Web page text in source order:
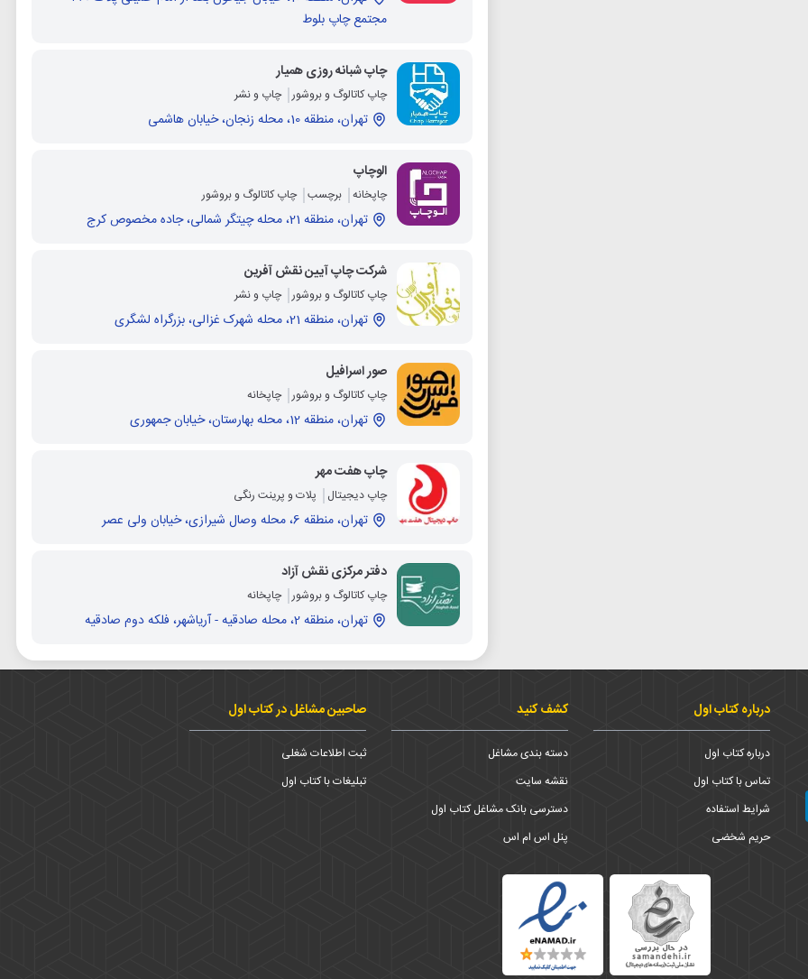
مجتمع چاپ بلوط
چاپ شبانه روزی همیار
چاپ کاتالوگ و بروشور چاپ و نشر
تهران، منطقه 10، محله زنجان، خیابان هاشمی
الوچاپ
چاپخانه برچسب چاپ کاتالوگ و بروشور
تهران، منطقه 21، محله چیتگر شمالی، جاده مخصوص کرج
شرکت چاپ آیین نقش آفرین
چاپ کاتالوگ و بروشور چاپ و نشر
تهران، منطقه 21، محله شهرک غزالی، بزرگراه لشگری
صور اسرافیل
چاپ کاتالوگ و بروشور چاپخانه
تهران، منطقه 12، محله بهارستان، خیابان جمهوری
چاپ هفت مهر
چاپ دیجیتال پلات و پرینت رنگی
تهران، منطقه 6، محله وصال شیرازی، خیابان ولی عصر
دفتر مرکزی نقش آزاد
چاپ کاتالوگ و بروشور چاپخانه
تهران، منطقه 2، محله صادقيه - آرياشهر، فلکه دوم صادقیه
درباره کتاب اول
درباره کتاب اول
تماس با کتاب اول
شرایط استفاده
حریم شخضی
کشف کنید
دسته بندی مشاغل
نقشه سایت
دسترسی بانک مشاغل کتاب اول
پنل اس ام اس
صاحبین مشاغل در کتاب اول
ثبت اطلاعات شغلی
تبلیغات با کتاب اول